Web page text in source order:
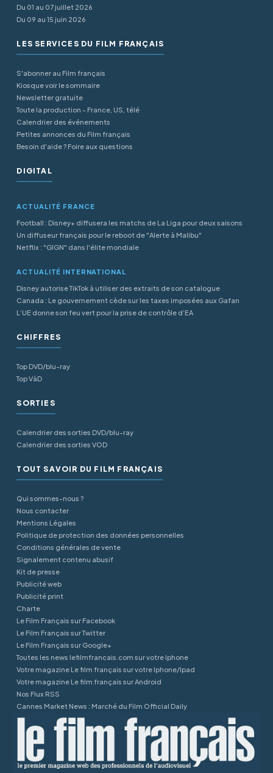
Du 01 au 07 juillet 2026
Du 09 au 15 juin 2026
LES SERVICES DU FILM FRANÇAIS
S'abonner au Film français
Kiosque voir le sommaire
Newsletter gratuite
Toute la production - France, US, télé
Calendrier des événements
Petites annonces du Film français
Besoin d'aide ? Foire aux questions
DIGITAL
ACTUALITÉ FRANCE
Football : Disney+ diffusera les matchs de La Liga pour deux saisons
Un diffuseur français pour le reboot de "Alerte à Malibu"
Netflix : "GIGN" dans l'élite mondiale
ACTUALITÉ INTERNATIONAL
Disney autorise TikTok à utiliser des extraits de son catalogue
Canada : Le gouvernement cède sur les taxes imposées aux Gafan
L’UE donne son feu vert pour la prise de contrôle d’EA
CHIFFRES
Top DVD/blu-ray
Top VàD
SORTIES
Calendrier des sorties DVD/blu-ray
Calendrier des sorties VOD
TOUT SAVOIR DU FILM FRANÇAIS
Qui sommes-nous ?
Nous contacter
Mentions Légales
Politique de protection des données personnelles
Conditions générales de vente
Signalement contenu abusif
Kit de presse
Publicité web
Publicité print
Charte
Le Film Français sur Facebook
Le Film Français sur Twitter
Le Film Français sur Google+
Toutes les news lefilmfrancais.com sur votre Iphone
Votre magazine Le film français sur votre Iphone/Ipad
Votre magazine Le film français sur Android
Nos Flux RSS
Cannes Market News : Marché du Film Official Daily